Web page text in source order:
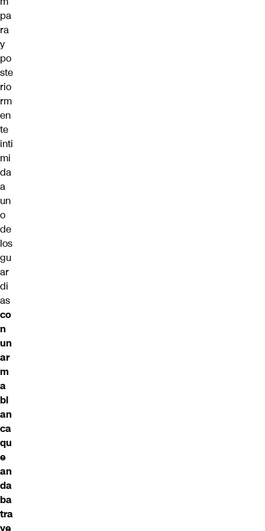
pa
ra
y
po
ste
rio
rm
en
te
inti
mi
da
a
un
o
de
los
gu
ar
di
as
co
n
un
ar
m
a
bl
an
ca
qu
e
an
da
ba
tra
ye